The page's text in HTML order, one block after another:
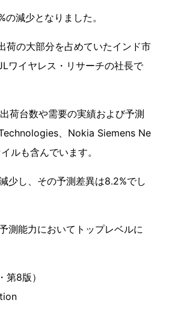
減少となりました。
荷の大部分を占めていたインド市
ワイヤレス・リサーチの社長で
荷台数や需要の実績および予測
、Nokia Siemens Ne
ルも含んでいます。
少し、その予測差異は8.2%でし
測能力においてトップレベルに
8版）